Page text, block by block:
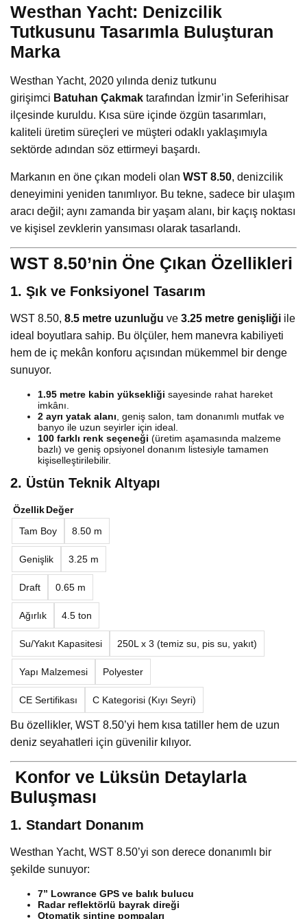
Westhan Yacht: Denizcilik
Tutkusunu Tasarımla Buluşturan
Marka
Westhan Yacht, 2020 yılında deniz tutkunu
girişimci Batuhan Çakmak tarafından İzmir’in Seferihisar
ilçesinde kuruldu. Kısa süre içinde özgün tasarımları,
kaliteli üretim süreçleri ve müşteri odaklı yaklaşımıyla
sektörde adından söz ettirmeyi başardı.
Markanın en öne çıkan modeli olan WST 8.50, denizcilik
deneyimini yeniden tanımlıyor. Bu tekne, sadece bir ulaşım
aracı değil; aynı zamanda bir yaşam alanı, bir kaçış noktası
ve kişisel zevklerin yansıması olarak tasarlandı.
WST 8.50’nin Öne Çıkan Özellikleri
1. Şık ve Fonksiyonel Tasarım
WST 8.50, 8.5 metre uzunluğu ve 3.25 metre genişliği ile
ideal boyutlara sahip. Bu ölçüler, hem manevra kabiliyeti
hem de iç mekân konforu açısından mükemmel bir denge
sunuyor.
1.95 metre kabin yüksekliği sayesinde rahat hareket
imkânı.
2 ayrı yatak alanı , geniş salon, tam donanımlı mutfak ve
banyo ile uzun seyirler için ideal.
100 farklı renk seçeneği (üretim aşamasında malzeme
bazlı) ve geniş opsiyonel donanım listesiyle tamamen
kişiselleştirilebilir.
2. Üstün Teknik Altyapı
ÖzellikDeğer
Tam Boy
8.50 m
Genişlik 3.25 m
Draft 0.65 m
Ağırlık 4.5 ton
Su/Yakıt Kapasitesi 250L x 3 (temiz su, pis su, yakıt)
Yapı Malzemesi Polyester
CE Sertifikası C Kategorisi (Kıyı Seyri)
Bu özellikler, WST 8.50’yi hem kısa tatiller hem de uzun
deniz seyahatleri için güvenilir kılıyor.
Konfor ve Lüksün Detaylarla
Buluşması
1. Standart Donanım
Westhan Yacht, WST 8.50’yi son derece donanımlı bir
şekilde sunuyor:
7” Lowrance GPS ve balık bulucu
Radar reflektörlü bayrak direği
Otomatik sintine pompaları